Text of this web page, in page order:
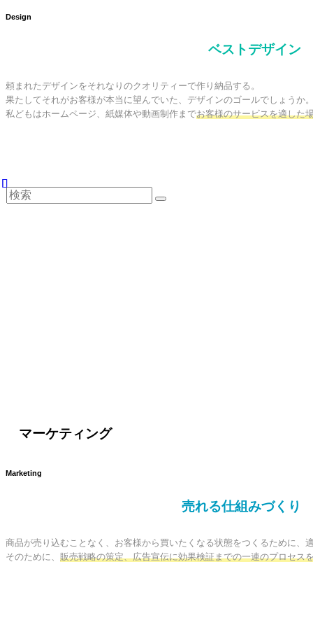
Design
ベストデザイン
頼まれたデザインをそれなりのクオリティーで作り納品する。
果たしてそれがお客様が本当に望んでいた、デザインのゴールでしょうか
私どもはホームページ、紙媒体や動画制作までお客様のサービスを適した
マーケティング
Marketing
売れる仕組みづくり
商品が売り込むことなく、お客様から買いたくなる状態をつくるために
そのために、 販売戦略の策定、広告宣伝に効果検証までの一連のプロセス